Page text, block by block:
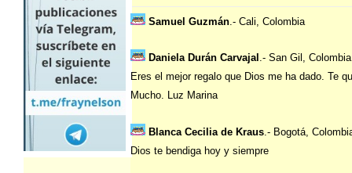
Samuel Guzmán .- Cali, Colombia
Daniela Durán Carvajal .- San Gil,
Eres el mejor regalo que Dios me ha dado. Te
Mucho. Luz Marina
Blanca Cecilia de Kraus .- Bogotá,
Dios te bendiga hoy y siempre